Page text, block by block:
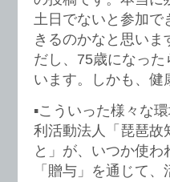
土日でないと参加で
きるのかなと思い
だし、75歳になっ
います。しかも、健
▪️こういった様々な
利活動法人「琵琶故
と」が、いつか使
「贈与」を通じて